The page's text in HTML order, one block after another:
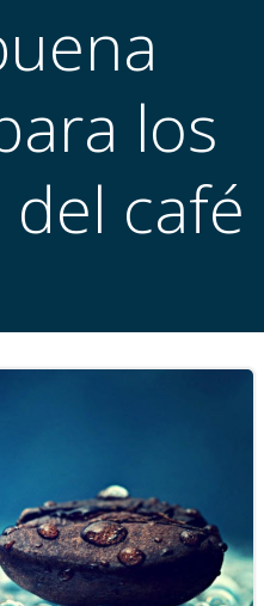
los
café